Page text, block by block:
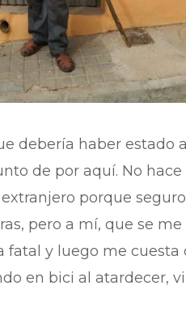
debería haber estado
de por aquí. No hace
porque
pero a mí, que se
fatal y luego me
en bici al atardecer, vi